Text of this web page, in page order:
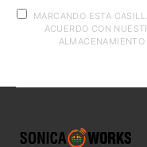
MARCANDO ESTA
ACUERDO CON